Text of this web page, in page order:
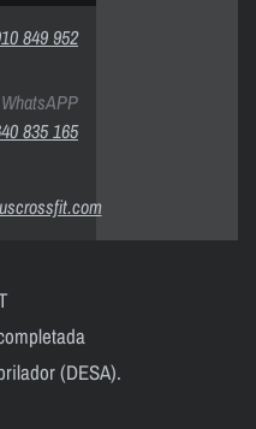
849 952
WhatsAPP
835 165
(DESA).